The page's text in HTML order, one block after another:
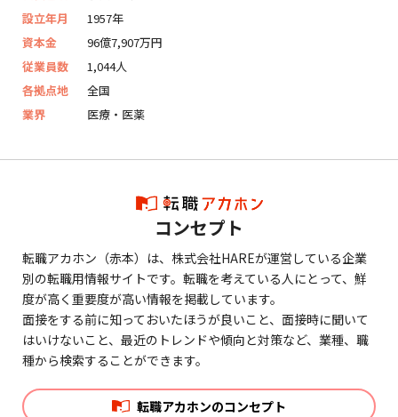
設立年月
1957年
資本金
96億7,907万円
従業員数
1,044人
各拠点地
全国
業界
医療・医薬
コンセプト
転職アカホン（赤本）は、株式会社HAREが運営している企業
別の転職用情報サイトです。転職を考えている人にとって、鮮
度が高く重要度が高い情報を掲載しています。
面接をする前に知っておいたほうが良いこと、面接時に聞いて
はいけないこと、最近のトレンドや傾向と対策など、業種、職
種から検索することができます。
転職アカホンのコンセプト